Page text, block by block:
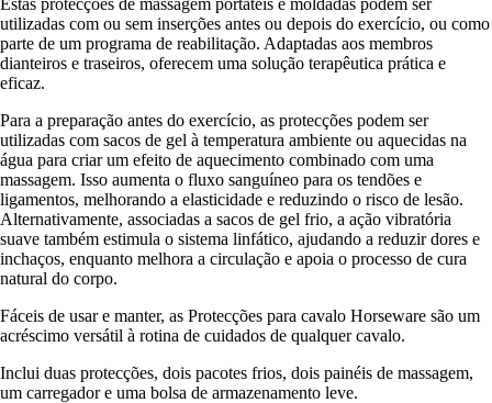
utilizadas com ou sem inserções antes ou depois do exercício, ou como
parte de um programa de reabilitação. Adaptadas aos membros
dianteiros e traseiros, oferecem uma solução terapêutica prática e
eficaz.
Para a preparação antes do exercício, as protecções podem ser
utilizadas com sacos de gel à temperatura ambiente ou aquecidas na
água para criar um efeito de aquecimento combinado com uma
massagem. Isso aumenta o fluxo sanguíneo para os tendões e
ligamentos, melhorando a elasticidade e reduzindo o risco de lesão.
Alternativamente, associadas a sacos de gel frio, a ação vibratória
suave também estimula o sistema linfático, ajudando a reduzir dores e
inchaços, enquanto melhora a circulação e apoia o processo de cura
natural do corpo.
Fáceis de usar e manter, as Protecções para cavalo Horseware são um
acréscimo versátil à rotina de cuidados de qualquer cavalo.
Inclui duas protecções, dois pacotes frios, dois painéis de massagem,
um carregador e uma bolsa de armazenamento leve.